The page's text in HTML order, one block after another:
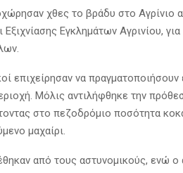
χθες το βράδυ στο Αγρίνιο
Εγκλημάτων Αγρινίου,
επιχείρησαν να
Μόλις αντιλήφθηκε την
στο πεζοδρόμιο ποσότητα
μαχαίρι.
από τους αστυνομικούς, ενώ ο